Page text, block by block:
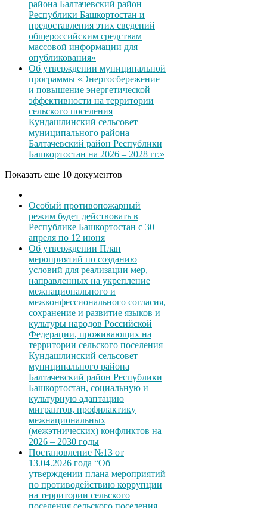
района Балтачевский район
Республики Башкортостан и
предоставления этих сведений
общероссийским средствам
массовой информации для
опубликования»
Об утверждении муниципальной
программы «Энергосбережение
и повышение энергетической
эффективности на территории
сельского поселения
Кундашлинский сельсовет
муниципального района
Балтачевский район Республики
Башкортостан на 2026 – 2028 гг.»
Показать еще 10 документов
Особый противопожарный
режим будет действовать в
Республике Башкортостан с 30
апреля по 12 июня
Об утверждении План
мероприятий по созданию
условий для реализации мер,
направленных на укрепление
межнационального и
межконфессионального согласия,
сохранение и развитие языков и
культуры народов Российской
Федерации, проживающих на
территории сельского поселения
Кундашлинский сельсовет
муниципального района
Балтачевский район Республики
Башкортостан, социальную и
культурную адаптацию
мигрантов, профилактику
межнациональных
(межэтнических) конфликтов на
2026 – 2030 годы
Постановление №13 от
13.04.2026 года “Об
утверждении плана мероприятий
по противодействию коррупции
на территории сельского